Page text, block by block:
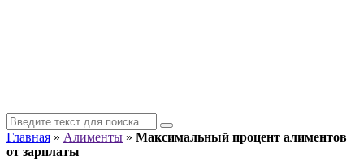
Главная » Алименты » Максимальный процент алиментов
от зарплаты